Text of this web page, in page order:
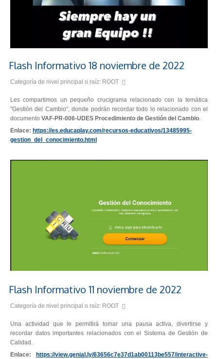
Flash Informativo 18 noviembre de 2022
Categoría de nivel principal o raíz: ROOT
Les compartimos un pequeño crucigrama relacionado con la temática
"Gestión del Cambio", donde podrán recordar todo lo relacionado con el
documento VAF-PR-006-UDES Procedimiento de Gestión del Cambio.
Enlace: https://es.educaplay.com/recursos-educativos/13485995-
gestion_del_conocimiento.html
Flash Informativo 11 noviembre de 2022
Categoría de nivel principal o raíz: ROOT
Una actividad que le permitirá tomar una pausa activa, divertirse y
recordar datos importantes relacionados con el Sistema de Gestión de
Calidad.
Enlace:
https://view.genial.ly/63656c7e37d1ab00113be557/interactive-